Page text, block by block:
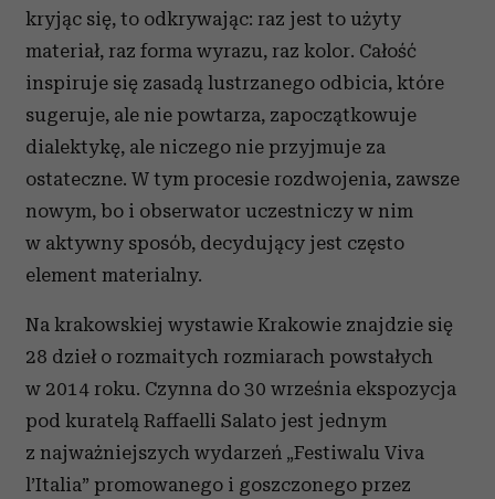
kryjąc się, to odkrywając: raz jest to użyty
materiał, raz forma wyrazu, raz kolor. Całość
inspiruje się zasadą lustrzanego odbicia, które
sugeruje, ale nie powtarza, zapoczątkowuje
dialektykę, ale niczego nie przyjmuje za
ostateczne. W tym procesie rozdwojenia, zawsze
nowym, bo i obserwator uczestniczy w nim
w aktywny sposób, decydujący jest często
element materialny.
Na krakowskiej wystawie Krakowie znajdzie się
28 dzieł o rozmaitych rozmiarach powstałych
w 2014 roku. Czynna do 30 września ekspozycja
pod kuratelą Raffaelli Salato jest jednym
z najważniejszych wydarzeń „Festiwalu Viva
l’Italia” promowanego i goszczonego przez